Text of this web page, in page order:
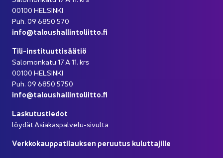
00100 HEL­SIN­KI
Puh. 09 6850 570
info@ta­lous­hal­lin­to­liit­to.fi
Tili-​instituuttisäätiö
Sa­lo­mon­ka­tu 17 A 11. krs
00100 HEL­SIN­KI
Puh. 09 6850 5750
info@ta­lous­hal­lin­to­liit­to.fi
Las­ku­tus­tie­dot
löy­dät Asiakaspalvelu-​sivulta
Verk­ko­kaup­pa­ti­lauk­sen pe­ruu­tus ku­lut­ta­jil­le